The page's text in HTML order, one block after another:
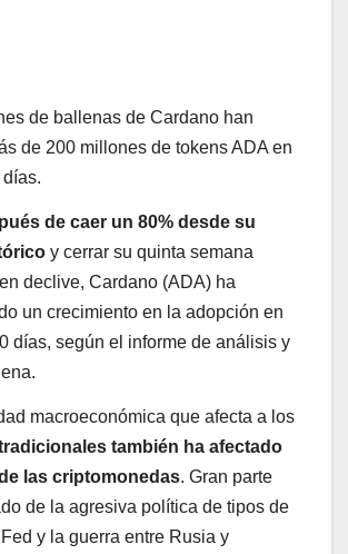
de ballenas de Cardano han
de 200 millones de tokens ADA en
días.
de caer un 80% desde su
y cerrar su quinta semana
declive, Cardano (ADA) ha
un crecimiento en la adopción en
días, según el informe de análisis y
macroeconómica que afecta a los
también ha afectado
las criptomonedas. Gran parte
de la agresiva política de tipos de
y la guerra entre Rusia y